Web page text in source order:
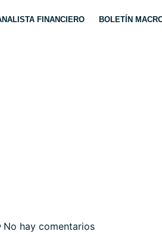
FINANCIERO BOLETÍN
No hay comentarios